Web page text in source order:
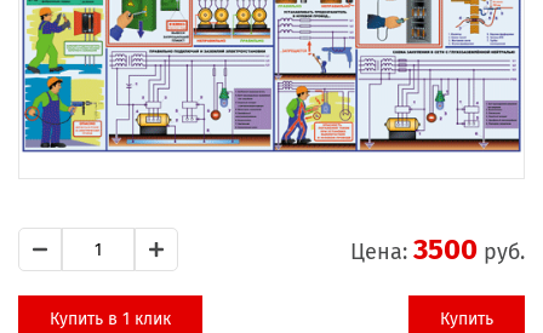
Цена: 3500 руб.
Купить в 1 клик Купить